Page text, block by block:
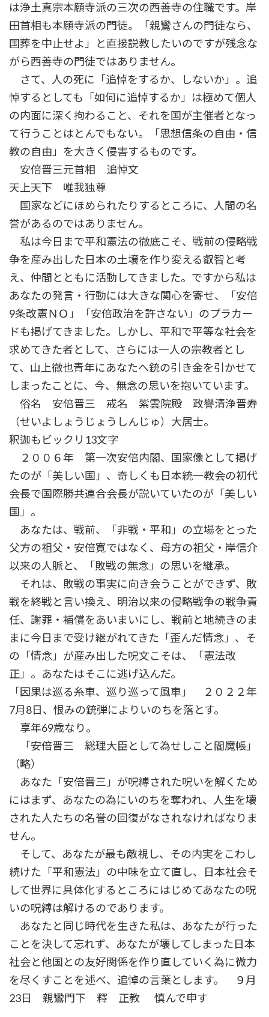
は浄土真宗本願寺派の三次の西善寺の住職です。岸
田首相も本願寺派の門徒。「親鸞さんの門徒なら、
国葬を中止せよ」と直接説教したいのですが残念な
がら西善寺の門徒ではありません。
さて、人の死に「追悼をするか、しないか」。追
悼するとしても「如何に追悼するか」は極めて個人
の内面に深く拘わること、それを国が主催者となっ
て行うことはとんでもない。「思想信条の自由・信
教の自由」を大きく侵害するものです。
安倍晋三元首相 追悼文
天上天下 唯我独尊
国家などにほめられたりするところに、人間の名
誉があるのではありません。
私は今日まで平和憲法の徹底こそ、戦前の侵略戦
争を産み出した日本の土壌を作り変える叡智と考
え、仲間とともに活動してきました。ですから私は
あなたの発言・行動には大きな関心を寄せ、「安倍
9条改憲ＮＯ」「安倍政治を許さない」のプラカー
ドも掲げてきました。しかし、平和で平等な社会を
求めてきた者として、さらには一人の宗教者とし
て、山上徹也青年にあなたへ銃の引き金を引かせて
しまったことに、今、無念の思いを抱いています。
俗名 安倍晋三 戒名 紫雲院殿 政譽清浄晋寿
（せいよしょうじょうしんじゅ）大居士。
釈迦もビックリ13文字
２００６年 第一次安倍内閣、国家像として掲げ
たのが「美しい国」、奇しくも日本統一教会の初代
会長で国際勝共連合会長が説いていたのが「美しい
国」。
あなたは、戦前、「非戦・平和」の立場をとった
父方の祖父・安倍寛ではなく、母方の祖父・岸信介
以来の人脈と、「敗戦の無念」の思いを継承。
それは、敗戦の事実に向き会うことができず、敗
戦を終戦と言い換え、明治以来の侵略戦争の戦争責
任、謝罪・補償をあいまいにし、戦前と地続きのま
まに今日まで受け継がれてきた「歪んだ情念」、そ
の「情念」が産み出した呪文こそは、「憲法改
正」。あなたはそこに逃げ込んだ。
「因果は巡る糸車、巡り巡って風車」 ２０２２年
7月8日、恨みの銃弾によりいのちを落とす。
享年69歳なり。
「安倍晋三 総理大臣として為せしこと閻魔帳」
（略）
あなた「安倍晋三」が呪縛された呪いを解くため
にはまず、あなたの為にいのちを奪われ、人生を壊
された人たちの名誉の回復がなされなければなりま
せん。
そして、あなたが最も敵視し、その内実をこわし
続けた「平和憲法」の中味を立て直し、日本社会そ
して世界に具体化するところにはじめてあなたの呪
いの呪縛は解けるのであります。
あなたと同じ時代を生きた私は、あなたが行った
ことを決して忘れず、あなたが壊してしまった日本
社会と他国との友好関係を作り直していく為に微力
を尽くすことを述べ、追悼の言葉とします。 ９月
23日 親鸞門下 釋 正教 慎んで申す